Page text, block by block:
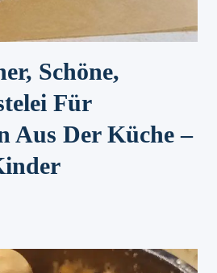
Schöne,
Für
Aus Der Küche –